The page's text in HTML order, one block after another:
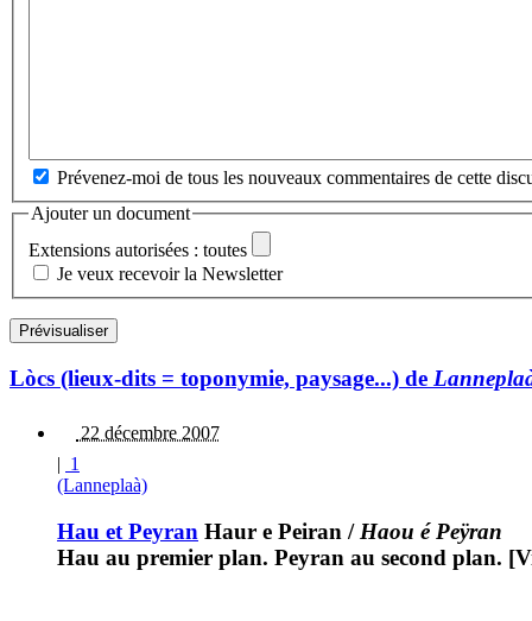
Prévenez-moi de tous les nouveaux commentaires de cette
Ajouter un document
Extensions autorisées : toutes
Je veux recevoir la Newsletter
Lòcs (lieux-dits = toponymie, paysage...) de
22 décembre 2007
| 1
(Lanneplaà)
Hau et Peyran Haur e Peiran / Haou é Peÿran
Hau au premier plan. Peyran au second plan.